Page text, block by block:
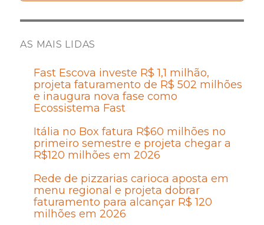
AS MAIS LIDAS
Fast Escova investe R$ 1,1 milhão,
projeta faturamento de R$ 502 milhões
e inaugura nova fase como
Ecossistema Fast
Itália no Box fatura R$60 milhões no
primeiro semestre e projeta chegar a
R$120 milhões em 2026
Rede de pizzarias carioca aposta em
menu regional e projeta dobrar
faturamento para alcançar R$ 120
milhões em 2026